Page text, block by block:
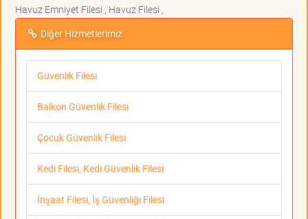
Havuz Emniyet Filesi , Havuz Filesi ,
Diğer Hizmetlerimiz
Güvenlik Filesi
Balkon Güvenlik Filesi
Çocuk Güvenlik Filesi
Kedi Filesi, Kedi Güvenlik Filesi
İnşaat Filesi, İş Güvenliği Filesi